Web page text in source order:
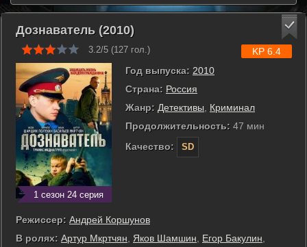
Дознаватель (2010)
3.2/5 (127 гол.)
1 сезон 24 серия
Год выпуска: 2010
Страна: Россия
Жанр: Детективы
Криминал
Продолжительность: 47 мин
Качество:
SD
KP 6.4
Режиссер: Андрей Коршунов
В ролях: Артур Мкртчян Яков Шамшин Егор Бакулин